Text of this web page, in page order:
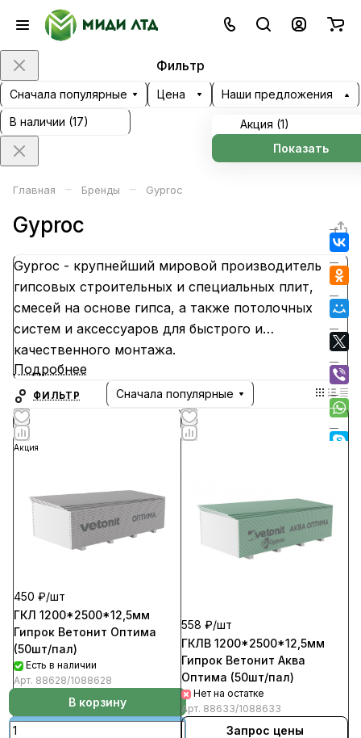
Фильтр
Сначала популярные Цена Наши предложения
Акция (1)
Показать
В наличии (17)
Главная – Бренды – Gyproc
Gyproc
Gyproc - крупнейший мировой производитель
гипсовых строительных и специальных плит,
смесей на основе гипса, а также потолочных
систем и аксессуаров для быстрого и
качественного монтажа.
Gyproc предлагает профессиональные решения
для внутренней отделки помещений,
формирующие комфортное и безопасное
пространство для проживания, работы и отдыха.
Материалы и строительные системы Gyproc
соответствуют всем международным и
российским требованиям в области безопасности
Начало поставок продукции Gyproc в Россию
датируется серединой 90-х годов прошлого
столетия.
С 2005 года Gyproc принадлежит концерну «Сен-
Подробнее
ФИЛЬТР Сначала популярные
Акция
450 ₽/шт
ГКЛ 1200*2500*12,5мм
Гипрок Ветонит Оптима
(50шт/пал)
Есть в наличии
Арт. 88628/1088628
В корзину
558 ₽/шт
ГКЛВ 1200*2500*12,5мм
Гипрок Ветонит Аква
Оптима (50шт/пал)
Нет на остатке
Арт. 88633/1088633
Запрос цены